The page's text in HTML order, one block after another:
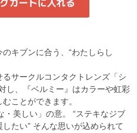
キブンに合う、“わたしらし
サークルコンタクトレンズ「シ
し、『ベルミー』はカラーや虹彩
ことができます。
・美しい」の意。 “ステキなジブ
たい” そんな思いが込められて